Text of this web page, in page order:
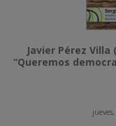
Javier Pérez
“Queremos